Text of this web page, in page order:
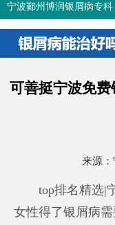
宁波鄞州博润银屑病专科
可善挺宁波免
来源：
top排名精选|宁
女性得了银屑病